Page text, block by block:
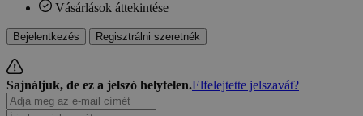
Vásárlások áttekintése
Bejelentkezés Regisztrálni szeretnék
Sajnáljuk, de ez a jelszó helytelen.Elfelejtette jelszavát?